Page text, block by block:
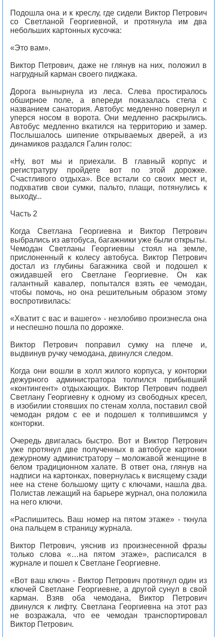
Подошла она и к креслу, где сидели Виктор Петрович
со Светланой Георгиевной, и протянула им два
небольших картонных кусочка:
«Это вам».
Виктор Петрович, даже не глянув на них, положил в
нагрудный карман своего пиджака.
Дорога вынырнула из леса. Слева простиралось
обширное поле, а впереди показалась стела с
названием санатория. Автобус медленно повернул и
уперся носом в ворота. Они медленно раскрылись.
Автобус медленно вкатился на территорию и замер.
Послышалось шипение открываемых дверей, а из
динамиков раздался Галин голос:
«Ну, вот мы и приехали. В главный корпус и
регистратуру пройдете вот по этой дорожке.
Счастливого отдыха». Все встали со своих мест и,
подхватив свои сумки, пальто, плащи, потянулись к
выходу...
Часть 2
Когда Светлана Георгиевна и Виктор Петрович
выбрались из автобуса, багажники уже были открыты.
Чемодан Светланы Георгиевны стоял на земле,
прислоненный к колесу автобуса. Виктор Петрович
достал из глубины багажника свой и подошел к
ожидавшей его Светлане Георгиевне. Он как
галантный кавалер, попытался взять ее чемодан,
чтобы помочь, но она решительным образом этому
воспротивилась:
«Хватит с вас и вашего» - незлобиво произнесла она
и неспешно пошла по дорожке.
Виктор Петрович поправил сумку на плече и,
выдвинув ручку чемодана, двинулся следом.
Когда они вошли в холл жилого корпуса, у конторки
дежурного администратора толпился прибывший
«контингент» отдыхающих. Виктор Петрович подвел
Светлану Георгиевну к одному из свободных кресел,
в изобилии стоявших по стенам холла, поставил свой
чемодан рядом с ее и подошел к толпившимся у
конторки.
Очередь двигалась быстро. Вот и Виктор Петрович
уже протянул две полученных в автобусе картонки
дежурному администратору – моложавой женщине в
белом традиционном халате. В ответ она, глянув на
надписи на картонках, повернулась к висящему сзади
нее на стене большому щиту с ключами, нашла два.
Полистав лежащий на барьере журнал, она положила
на него ключи.
«Распишитесь. Ваш номер на пятом этаже» - ткнула
она пальцем в страницу журнала.
Виктор Петрович, уяснив из произнесенной фразы
только слова «…на пятом этаже», расписался в
журнале и пошел к Светлане Георгиевне.
«Вот ваш ключ» - Виктор Петрович протянул один из
ключей Светлане Георгиевне, а другой сунул в свой
карман. Взяв оба чемодана, Виктор Петрович
двинулся к лифту. Светлана Георгиевна на этот раз
не возражала, что ее чемодан транспортировал
Виктор Петрович.